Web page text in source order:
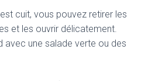
cuit, vous pouvez retirer les
et les ouvrir délicatement.
avec une salade verte ou des